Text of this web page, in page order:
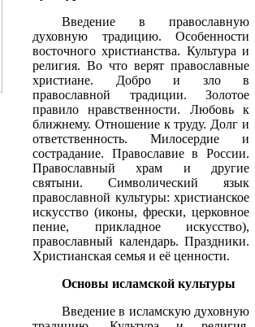
Введение в православную
духовную традицию. Особенности
восточного христианства. Культура и
религия. Во что верят православные
христиане. Добро и зло в
православной традиции. Золотое
правило нравственности. Любовь к
ближнему. Отношение к труду. Долг и
ответственность. Милосердие и
сострадание. Православие в России.
Православный храм и другие
святыни. Символический язык
православной культуры: христианское
искусство (иконы, фрески, церковное
пение, прикладное искусство),
православный календарь. Праздники.
Христианская семья и её ценности.
Основы исламской культуры
Введение в исламскую духовную